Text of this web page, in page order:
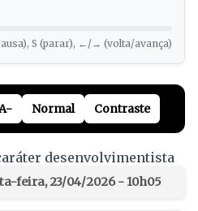
S (parar), ←/→ (volta/avança)
Normal Contraste
desenvolvimentista
feira, 23/04/2026 - 10h05